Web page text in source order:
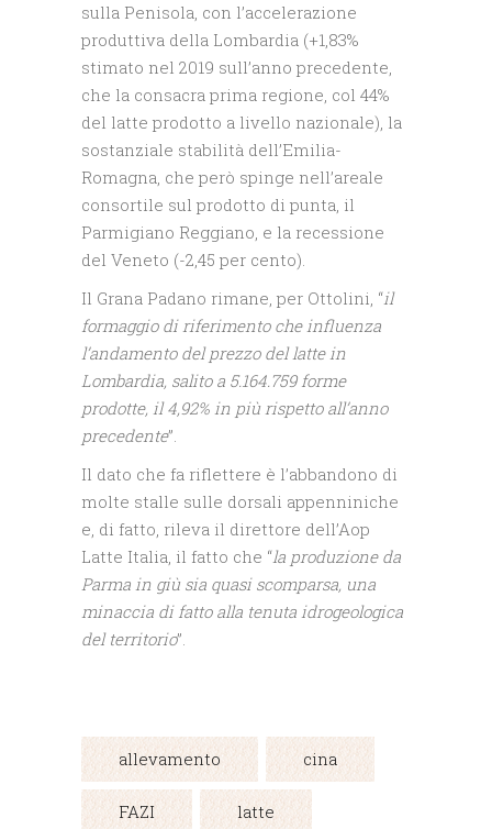
sulla Penisola, con l’accelerazione
produttiva della Lombardia (+1,83%
stimato nel 2019 sull’anno precedente,
che la consacra prima regione, col 44%
del latte prodotto a livello nazionale), la
sostanziale stabilità dell’Emilia-
Romagna, che però spinge nell’areale
consortile sul prodotto di punta, il
Parmigiano Reggiano, e la recessione
del Veneto (-2,45 per cento).
Il Grana Padano rimane, per Ottolini, “il
formaggio di riferimento che influenza
l’andamento del prezzo del latte in
Lombardia, salito a 5.164.759 forme
prodotte, il 4,92% in più rispetto all’anno
precedente”.
Il dato che fa riflettere è l’abbandono di
molte stalle sulle dorsali appenniniche
e, di fatto, rileva il direttore dell’Aop
Latte Italia, il fatto che “la produzione da
Parma in giù sia quasi scomparsa, una
minaccia di fatto alla tenuta idrogeologica
del territorio”.
allevamento cina
FAZI latte